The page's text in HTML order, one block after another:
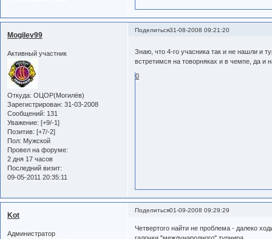
Поделиться31-08-2008 09:21:20
Mogilev99
Активный участник
Откуда: ОЦОР(Могилёв)
Зарегистрирован: 31-03-2008
Сообщений: 131
Уважение: [+9/-1]
Позитив: [+7/-2]
Пол: Мужской
Провел на форуме:
2 дня 17 часов
Последний визит:
09-05-2011 20:35:11
Знаю, что 4-го учасника так и не нашли и
встретимся на товорняках и в чемпе, да и
0
Поделиться01-09-2008 09:29:29
Kot
Администратор
Четвертого найти не проблема - далеко